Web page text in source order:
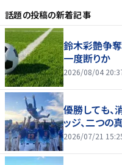
話題の投稿の新着記事
鈴木彩艶争
一度断りか
2026/08/04
優勝しても、
ッジ、二つの
2026/07/21